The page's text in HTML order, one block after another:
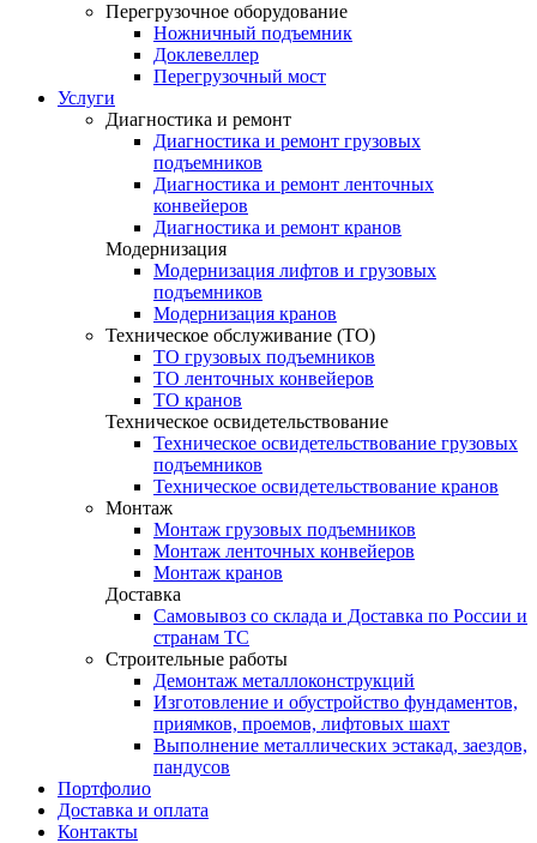
Перегрузочное оборудование
Ножничный подъемник
Доклевеллер
Перегрузочный мост
Услуги
Диагностика и ремонт
Диагностика и ремонт грузовых
подъемников
Диагностика и ремонт ленточных
конвейеров
Диагностика и ремонт кранов
Модернизация
Модернизация лифтов и грузовых
подъемников
Модернизация кранов
Техническое обслуживание (ТО)
ТО грузовых подъемников
ТО ленточных конвейеров
ТО кранов
Техническое освидетельствование
Техническое освидетельствование грузовых
подъемников
Техническое освидетельствование кранов
Монтаж
Монтаж грузовых подъемников
Монтаж ленточных конвейеров
Монтаж кранов
Доставка
Самовывоз со склада и Доставка по России и
странам ТС
Строительные работы
Демонтаж металлоконструкций
Изготовление и обустройство фундаментов,
приямков, проемов, лифтовых шахт
Выполнение металлических эстакад, заездов,
пандусов
Портфолио
Доставка и оплата
Контакты